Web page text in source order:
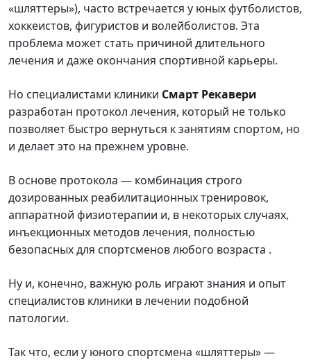
«шляттеры»), часто встречается у юных футболистов,
хоккеистов, фигуристов и волейболистов. Эта
проблема может стать причиной длительного
лечения и даже окончания спортивной карьеры.
Но специалистами клиники Смарт Рекавери
разработан протокол лечения, который не только
позволяет быстро вернуться к занятиям спортом, но
и делает это на прежнем уровне.
В основе протокола — комбинация строго
дозированных реабилитационных тренировок,
аппаратной физиотерапии и, в некоторых случаях,
инъекционных методов лечения, полностью
безопасных для спортсменов любого возраста .
Ну и, конечно, важную роль играют знания и опыт
специалистов клиники в лечении подобной
патологии.
Так что, если у юного спортсмена «шляттеры» —